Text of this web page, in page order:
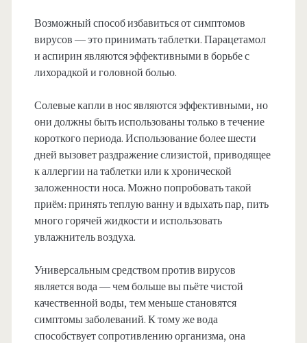
Возможный способ избавиться от симптомов
вирусов — это принимать таблетки. Парацетамол
и аспирин являются эффективными в борьбе с
лихорадкой и головной болью.
Солевые капли в нос являются эффективными, но
они должны быть использованы только в течение
короткого периода. Использование более шести
дней вызовет раздражение слизистой, приводящее
к аллергии на таблетки или к хронической
заложенности носа. Можно попробовать такой
приём: принять теплую ванну и вдыхать пар, пить
много горячей жидкости и использовать
увлажнитель воздуха.
Универсальным средством против вирусов
является вода — чем больше вы пьёте чистой
качественной воды, тем меньше становятся
симптомы заболеваний. К тому же вода
способствует сопротивлению организма, она